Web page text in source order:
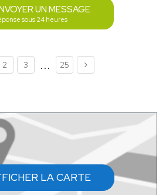
UN MESSAGE
sous 24 heures
2 3 ... 25
LA CARTE